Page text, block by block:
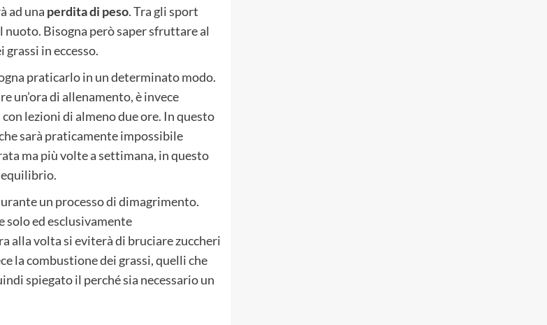
ad una perdita di peso. Tra gli sport
nuoto. Bisogna però saper sfruttare al
in eccesso.
praticarlo in un determinato modo.
un’ora di allenamento, è invece
lezioni di almeno due ore. In questo
sarà praticamente impossibile
ma più volte a settimana, in questo
equilibrio.
un processo di dimagrimento.
solo ed esclusivamente
alla volta si eviterà di bruciare zuccheri
la combustione dei grassi, quelli che
spiegato il perché sia necessario un